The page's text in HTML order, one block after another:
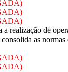
a realização de
as